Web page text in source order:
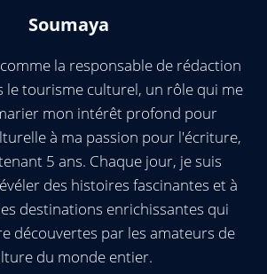
Soumaya
la responsable de rédaction
le tourisme culturel, un rôle qui me
mon intérêt profond pour
à ma passion pour l'écriture,
5 ans. Chaque jour, je suis
des histoires fascinantes et à
destinations enrichissantes qui
découvertes par les amateurs de
du monde entier.